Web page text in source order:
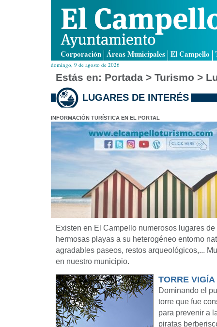
Corporación Áreas Municipales El Campello
domingo, 9 de agosto de 2026
Estás en: Portada > Turismo >
LUGARES DE INTERÉS
INFORMACIÓN TURÍSTICA EN EL PORTAL
Existen en El Campello numerosos lugares
hermosas playas a su heterogéneo entorno
agradables paseos, restos arqueológicos,...
en nuestro municipio.
TORRE
Dominando el
torre que fue
para prevenir a
piratas